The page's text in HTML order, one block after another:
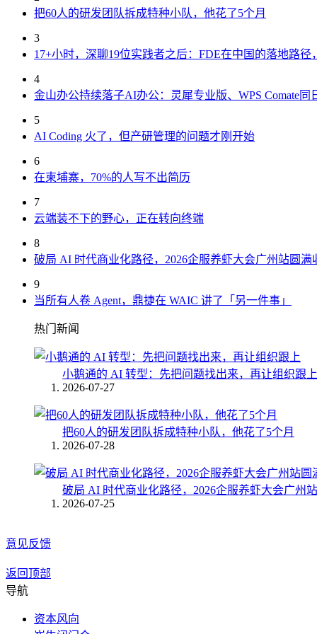
把60人的研发团队拆成特种小队，他花了5个月
3
17+小时，深聊19位实践者之后：FDE在中国的落地路径
4
金山办公持续落子AI办公：灵犀专业版、WPS Comate同
5
AI Coding 火了，但产研管理的问题才刚开始
6
在柬埔寨，70%的人写不出简历
7
云端装不下的野心，正在转向终端
8
破局 AI 时代商业化路径，2026企服养虾大会广州站圆满
9
当所有人卷 Agent，鼎捷在 WAIC 讲了「另一件事」
热门新闻
小鹅通的 AI 转型：先把问题找出来，再让组织跟上
2026-07-27
把60人的研发团队拆成特种小队，他花了5个月
2026-07-28
破局 AI 时代商业化路径，2026企服养虾大会广州
2026-07-25
意见反馈
返回顶部
导航
资本风向